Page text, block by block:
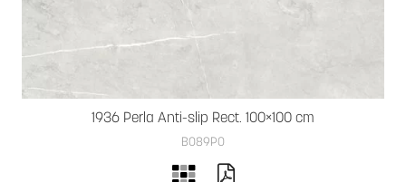
1936 Perla Anti-slip Rect. 100×100 cm
B089PO